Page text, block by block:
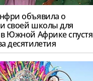
объявила о
своей школы для
Южной Африке спустя
десятилетия